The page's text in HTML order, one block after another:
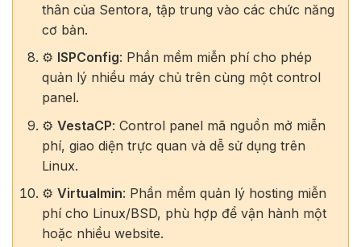
thân của Sentora, tập trung vào các chức năng
cơ bản.
⚙️ ISPConfig: Phần mềm miễn phí cho phép
quản lý nhiều máy chủ trên cùng một control
panel.
⚙️ VestaCP: Control panel mã nguồn mở miễn
phí, giao diện trực quan và dễ sử dụng trên
Linux.
⚙️ Virtualmin: Phần mềm quản lý hosting miễn
phí cho Linux/BSD, phù hợp để vận hành một
hoặc nhiều website.